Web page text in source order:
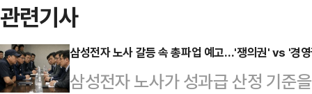
관련기사
삼성전자 노사 갈등 속 총파업 예고…'쟁의권' vs '경
삼성전자 노사가 성과급 산정 기준